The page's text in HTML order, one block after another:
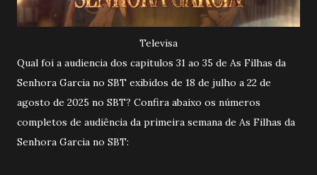
Televisa
Qual foi a audiencia dos capitulos 31 ao 35 de As Filhas da
Senhora Garcia no SBT exibidos de 18 de julho a 22 de
agosto de 2025 no SBT? Confira abaixo os números
completos de audiência da primeira semana de As Filhas da
Senhora Garcia no SBT: